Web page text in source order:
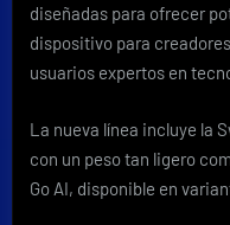
con
Intel
Core
diseñadas para ofrecer
dispositivo para
usuarios expertos en
La nueva línea incluye la
con un peso tan ligero
Go AI, disponible en